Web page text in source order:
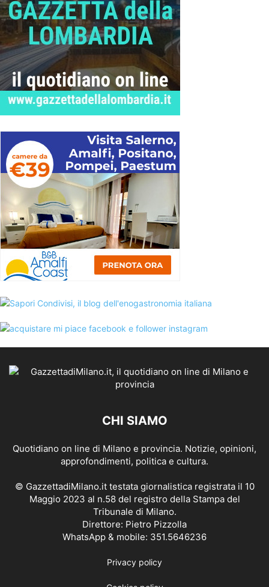
CHI SIAMO
Quotidiano on line di Milano e provincia. Notizie, opinioni,
approfondimenti, politica e cultura.
© GazzettadiMilano.it testata giornalistica registrata il 10
Maggio 2023 al n.58 del registro della Stampa del
Tribunale di Milano.
Direttore: Pietro Pizzolla
WhatsApp & mobile: 351.5646236
Privacy policy